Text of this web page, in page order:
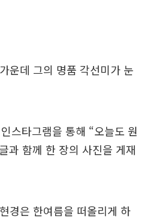
운데 그의 명품 각선미가 눈
스타그램을 통해 “오늘도 원
과 함께 한 장의 사진을 게재
경은 한여름을 떠올리게 하